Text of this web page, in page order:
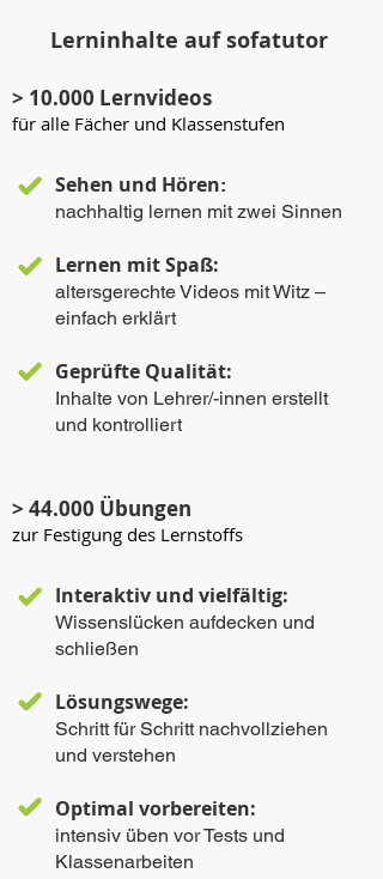
Lerninhalte auf sofatutor
> 10.000 Lernvideos
für alle Fächer und Klassenstufen
Sehen und Hören:
nachhaltig lernen mit zwei Sinnen
Lernen mit Spaß:
altersgerechte Videos mit Witz –
einfach erklärt
Geprüfte Qualität:
Inhalte von Lehrer/-innen erstellt
und kontrolliert
> 44.000 Übungen
zur Festigung des Lernstoffs
Interaktiv und vielfältig:
Wissenslücken aufdecken und
schließen
Lösungswege:
Schritt für Schritt nachvollziehen
und verstehen
Optimal vorbereiten:
intensiv üben vor Tests und
Klassenarbeiten